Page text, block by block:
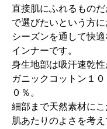
直接肌にふれるもの
で選びたいという方に
シーズンを通して快
インナーです。
身生地部は吸汗速乾
ガニックコットン１
０％。
細部まで天然素材にこ
肌あたりのよさを考